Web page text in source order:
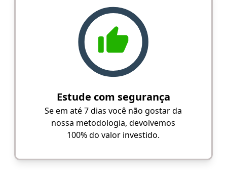
Estude com segurança
Se em até 7 dias você não gostar da
nossa metodologia, devolvemos
100% do valor investido.